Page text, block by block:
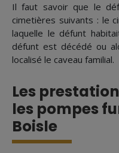
Il faut savoir que le
cimetières suivants : le
laquelle le défunt
défunt est décédé ou
localisé le caveau familial.
Les
les pompes
Boisle